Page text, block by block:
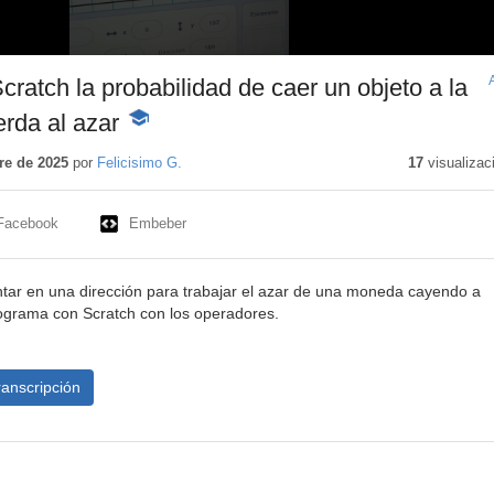
la probabilidad de caer un objeto a la
al azar -
educativo
de 2025por Felicisimo G. 17
Embeber
en una dirección para trabajar el azar de una moneda cayendo a
con Scratch con los operadores.